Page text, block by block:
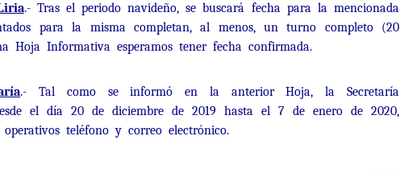
.- Tras el periodo navideño, se buscará fecha para la mencionada
para la misma completan, al menos, un turno completo (20
Hoja Informativa esperamos tener fecha confirmada.
.- Tal como se informó en la anterior Hoja, la Secretaría
el día 20 de diciembre de 2019 hasta el 7 de enero de 2020,
operativos teléfono y correo electrónico.